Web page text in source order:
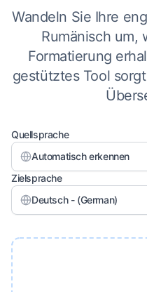
Wandeln Sie Ihre
Rumänisch um,
Formatierung
gestütztes Tool
Quellsprache
Automatisch erkennen
Zielsprache
Deutsch - (German)